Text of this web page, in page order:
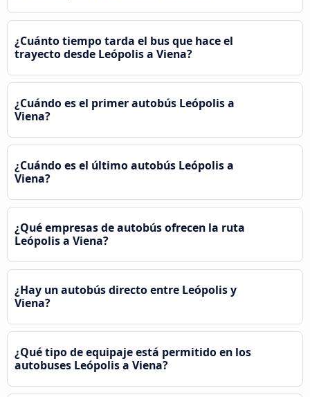
¿Cuánto tiempo tarda el bus que hace el
trayecto desde Leópolis a Viena?
¿Cuándo es el primer autobús Leópolis a
Viena?
¿Cuándo es el último autobús Leópolis a
Viena?
¿Qué empresas de autobús ofrecen la ruta
Leópolis a Viena?
¿Hay un autobús directo entre Leópolis y
Viena?
¿Qué tipo de equipaje está permitido en los
autobuses Leópolis a Viena?